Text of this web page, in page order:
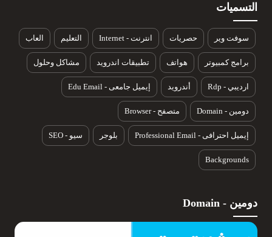
التسميات
سوفت وير حصريات انترنت - Internet التعليم العاب
برامج كمبيوتر هواتف تطبيقات اندرويد مشاكل وحلول
ارديبي - Rdp أندرويد إيميل جامعى - Edu Email
دومين - Domain متصفح - Browser
إيميل احترافى - Professional Email بلوجر سيو - SEO
Backgrounds
دومين - Domain